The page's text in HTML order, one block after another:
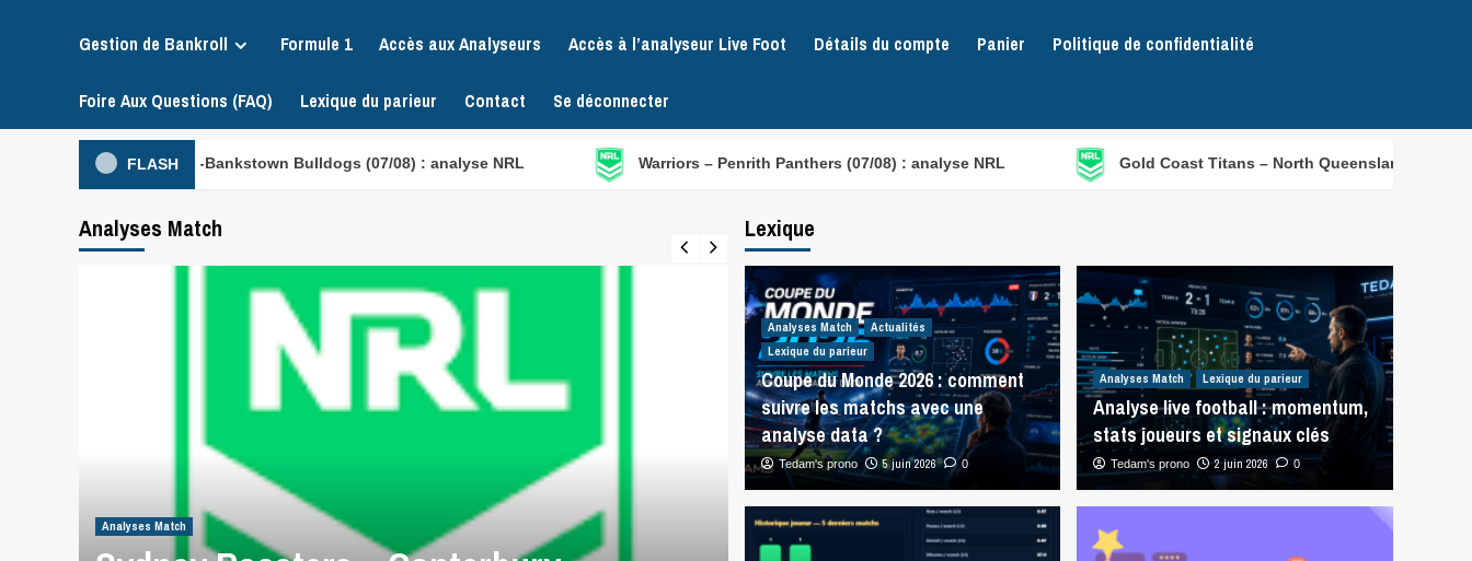
Gestion de Bankroll Formule 1 Accès aux Analyseurs Accès à l’analyseur Live Foot Détails du compte Panier Politique de confidentialité
Foire Aux Questions (FAQ) Lexique du parieur Contact Se déconnecter
FLASH
– Canterbury-Bankstown Bulldogs (07/08) : analyse NRL Warriors – Penrith Panthers (07/08) : analyse NRL Gold Coast Titans – North Queensland Cowboys (06/08) :
Analyses Match
Analyses Match
Lexique
Analyses Match
Actualités
Lexique du parieur
Coupe du Monde 2026 : comment
suivre les matchs avec une
analyse data ?
Tedam's prono 5 juin 2026 0
Analyses Match Lexique du parieur
Analyse live football : momentum,
stats joueurs et signaux clés
Tedam's prono 2 juin 2026 0